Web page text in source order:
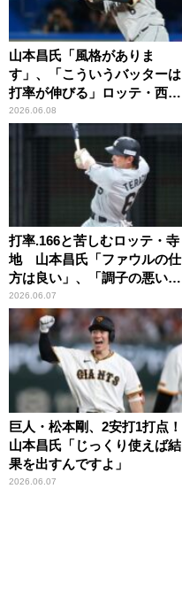
山本昌氏「風格がありま
す」、「こういうバッターは
打率が伸びる」ロッテ・西川
を絶賛
2026.06.08
打率.166と苦しむロッテ・寺
地 山本昌氏「ファウルの仕
方は良い」、「調子の悪いバ
ッターには見えない」
2026.06.07
巨人・松本剛、2安打1打点！
山本昌氏「じっくり使えば結
果を出すんですよ」
2026.06.07